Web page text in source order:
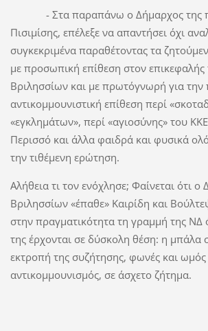
- Στα παραπάνω ο Δήμαρχος της
Πισιμίσης, επέλεξε να απαντήσει όχι
συγκεκριμένα παραθέτοντας τα
με προσωπική επίθεση στον επικεφαλής
Βριλησσίων και με πρωτόγνωρή για την
αντικομμουνιστική επίθεση περί
«εγκλημάτων», περί «αγιοσύνης» του
Περισσό και άλλα φαιδρά και φυσικά
την τιθέμενη ερώτηση.
Αλήθεια τι τον ενόχλησε; Φαίνεται ότι ο
Βριλησσίων «έπαθε» Καιρίδη και
στην πραγματικότητα τη γραμμή της ΝΔ
της έρχονται σε δύσκολη θέση: η μπάλα
εκτροπή της συζήτησης, φωνές και ωμός
αντικομμουνισμός, σε άσχετο ζήτημα.